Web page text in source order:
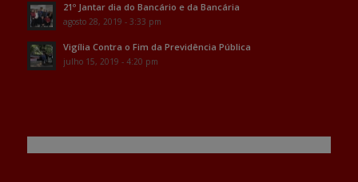
21º Jantar dia do Bancário e da Bancária
agosto 28, 2019 - 3:33 pm
Vigília Contra o Fim da Previdência Pública
julho 15, 2019 - 4:20 pm